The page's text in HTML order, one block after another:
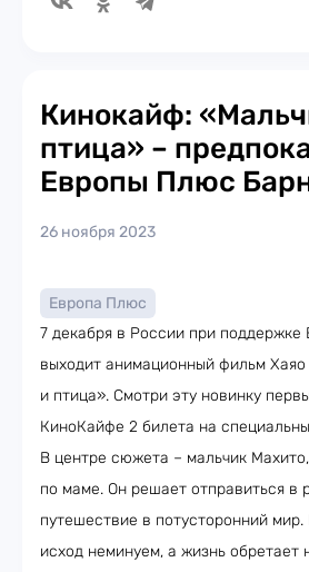
Кинокайф:
птица» –
Европы Плюс
26 ноября 2023
Европа Плюс
7 декабря в России при
выходит анимационный фильм
и птица». Смотри эту новинку
КиноКайфе 2 билета на
В центре сюжета – мальчик
по маме. Он решает отправиться в
путешествие в потусторонний
исход неминуем, а жизнь обретает